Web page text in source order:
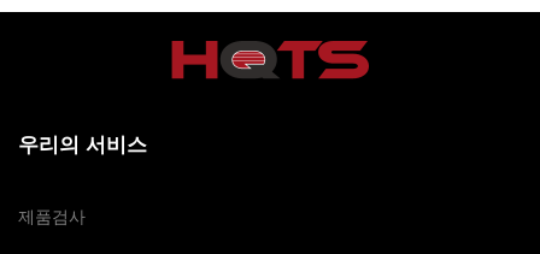
우리의 서비스
제품검사